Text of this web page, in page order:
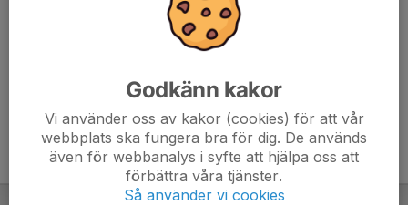
Godkänn kakor
Vi använder oss av kakor (cookies) för att vår
webbplats ska fungera bra för dig. De används
även för webbanalys i syfte att hjälpa oss att
förbättra våra tjänster.
Så använder vi cookies